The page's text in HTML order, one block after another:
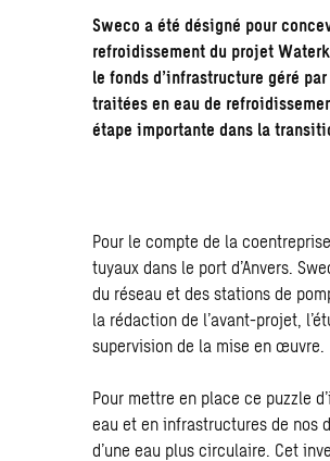
Sweco a été désigné pour
refroidissement du projet
le fonds d’infrastructure géré
traitées en eau de
étape importante dans la
Pour le compte de la
tuyaux dans le port d’Anvers.
du réseau et des stations de
la rédaction de l’avant-projet,
supervision de la mise en œuvre.
Pour mettre en place ce puzzle
eau et en infrastructures de nos
d’une eau plus circulaire. Cet